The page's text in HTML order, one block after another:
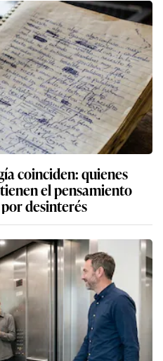
coinciden: quienes
el pensamiento
desinterés